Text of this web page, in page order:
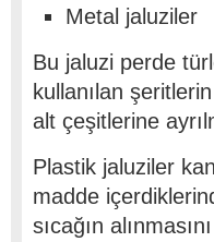
Metal jaluziler
Bu jaluzi perde
kullanılan
alt çeşitlerine
Plastik jaluziler
madde
sıcağın